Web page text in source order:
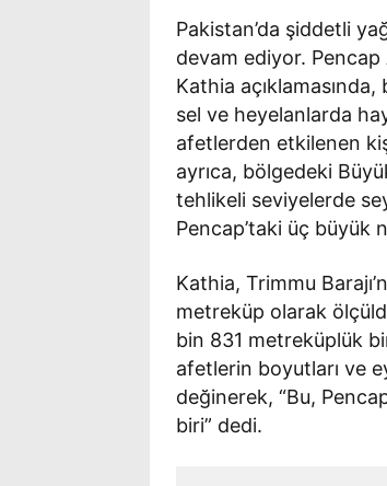
Pakistan’da şiddetli
devam ediyor.
Kathia
sel ve heyelanlarda
afetlerden etkilenen
ayrıca, bölgedeki
tehlikeli seviyelerde
Pencap’taki üç büyük
Kathia, Trimmu
metreküp olarak
bin 831 metreküplük
afetlerin boyutları ve
değinerek, “Bu,
biri” dedi.